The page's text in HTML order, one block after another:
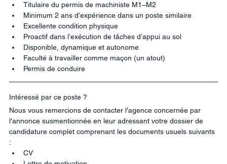
Titulaire du permis de machiniste M1–M2
Minimum 2 ans d’expérience dans un poste similaire
Excellente condition physique
Proactif dans l’exécution de tâches d’appui au sol
Disponible, dynamique et autonome
Faculté à travailler comme maçon (un atout)
Permis de conduire
Intéressé par ce poste ?
Nous vous remercions de contacter l'agence concernée par
l'annonce susmentionnée en leur adressant votre dossier de
candidature complet comprenant les documents usuels suivants
:
CV